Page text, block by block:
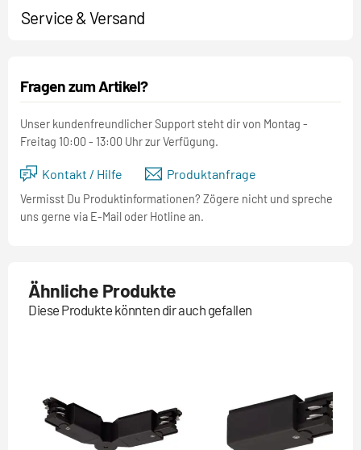
Service & Versand
Fragen zum Artikel?
Unser kundenfreundlicher Support steht dir von Montag -
Freitag 10:00 - 13:00 Uhr zur Verfügung.
Kontakt / Hilfe Produktanfrage
Vermisst Du Produktinformationen? Zögere nicht und spreche
uns gerne via E-Mail oder Hotline an.
Ähnliche Produkte
Diese Produkte könnten dir auch gefallen